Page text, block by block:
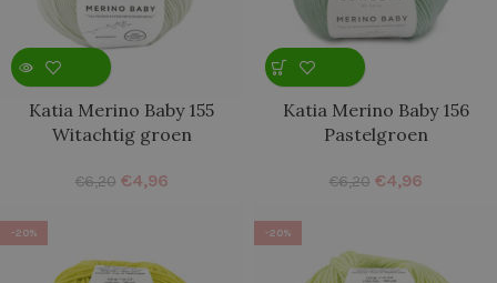
Katia Merino Baby 155
Witachtig groen
€6,20 €4,96
Katia Merino Baby 156
Pastelgroen
€6,20 €4,96
-20% -20%